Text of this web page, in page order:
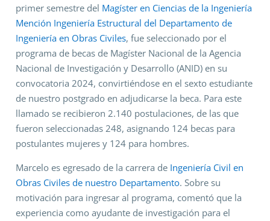
primer semestre del Magíster en Ciencias de la Ingeniería
Mención Ingeniería Estructural del Departamento de
Ingeniería en Obras Civiles, fue seleccionado por el
programa de becas de Magíster Nacional de la Agencia
Nacional de Investigación y Desarrollo (ANID) en su
convocatoria 2024, convirtiéndose en el sexto estudiante
de nuestro postgrado en adjudicarse la beca. Para este
llamado se recibieron 2.140 postulaciones, de las que
fueron seleccionadas 248, asignando 124 becas para
postulantes mujeres y 124 para hombres.
Marcelo es egresado de la carrera deIngeniería Civil en
Obras Civiles de nuestro Departamento. Sobre su
motivación para ingresar al programa, comentó que la
experiencia como ayudante de investigación para el